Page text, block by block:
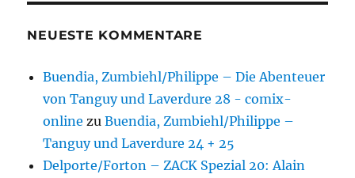
NEUESTE KOMMENTARE
Buendia, Zumbiehl/Philippe – Die Abenteuer
von Tanguy und Laverdure 28 - comix-
online zuBuendia, Zumbiehl/Philippe –
Tanguy und Laverdure 24 + 25
Delporte/Forton – ZACK Spezial 20: Alain